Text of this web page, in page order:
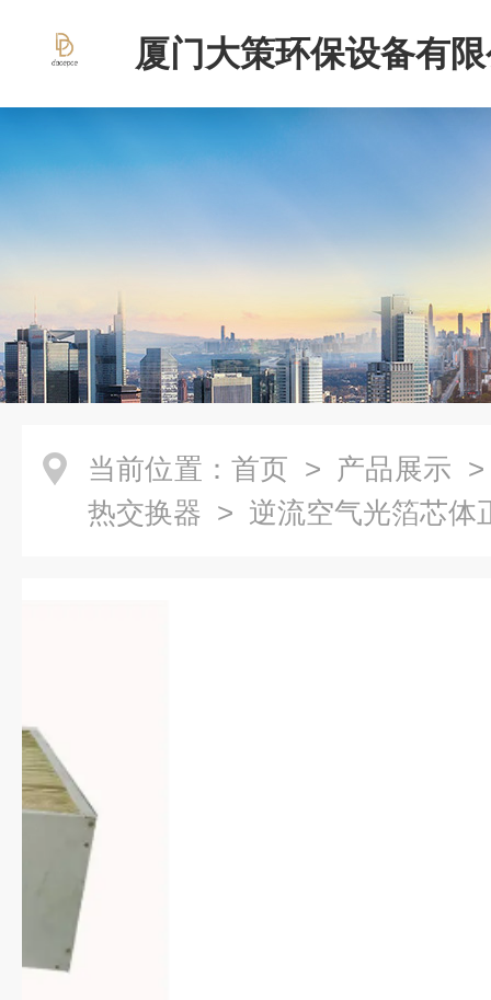
厦门大策环保设备有
当前位置： 首页 > 产品展示
热交换器 > 逆流空气光箔芯体